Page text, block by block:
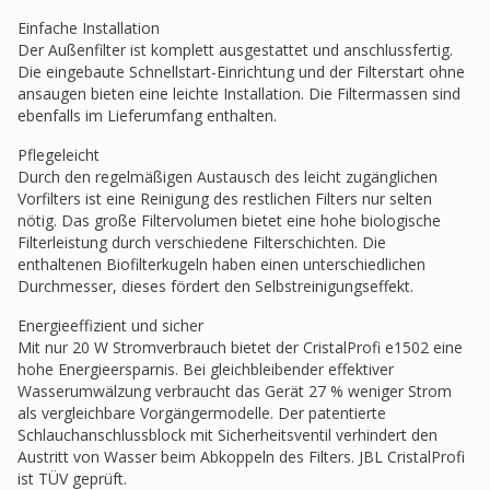
Einfache Installation
Der Außenfilter ist komplett ausgestattet und anschlussfertig.
Die eingebaute Schnellstart-Einrichtung und der Filterstart ohne
ansaugen bieten eine leichte Installation. Die Filtermassen sind
ebenfalls im Lieferumfang enthalten.
Pflegeleicht
Durch den regelmäßigen Austausch des leicht zugänglichen
Vorfilters ist eine Reinigung des restlichen Filters nur selten
nötig. Das große Filtervolumen bietet eine hohe biologische
Filterleistung durch verschiedene Filterschichten. Die
enthaltenen Biofilterkugeln haben einen unterschiedlichen
Durchmesser, dieses fördert den Selbstreinigungseffekt.
Energieeffizient und sicher
Mit nur 20 W Stromverbrauch bietet der CristalProfi e1502 eine
hohe Energieersparnis. Bei gleichbleibender effektiver
Wasserumwälzung verbraucht das Gerät 27 % weniger Strom
als vergleichbare Vorgängermodelle. Der patentierte
Schlauchanschlussblock mit Sicherheitsventil verhindert den
Austritt von Wasser beim Abkoppeln des Filters. JBL CristalProfi
ist TÜV geprüft.